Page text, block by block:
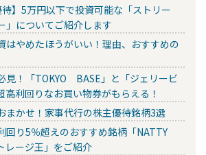
待】5万円以下で投資可能な「ストリー
」についてご紹介します
はやめたほうがいい！理由、おすすめの
見！「TOKYO BASE」と「ジェリービ
高利回りなお買い物券がもらえる！
まかせ！家事代行の株主優待銘柄3選
回り5％超えのおすすめ銘柄「NATTY
レージ王」をご紹介